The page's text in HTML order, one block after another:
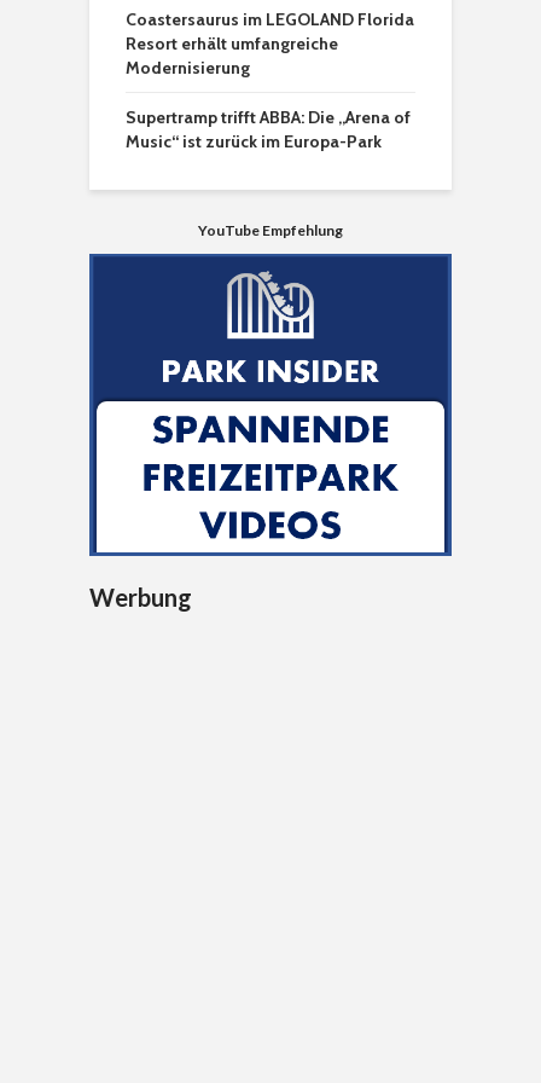
Coastersaurus im LEGOLAND Florida
Resort erhält umfangreiche
Modernisierung
Supertramp trifft ABBA: Die „Arena of
Music“ ist zurück im Europa-Park
YouTube Empfehlung
Werbung